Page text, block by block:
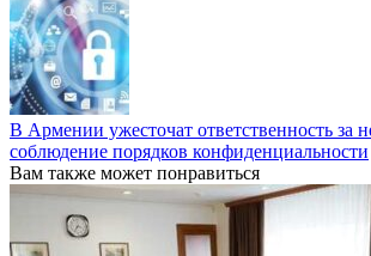
В Армении ужесточат ответственность за
соблюдение порядков конфиденциальности
Вам также может понравиться